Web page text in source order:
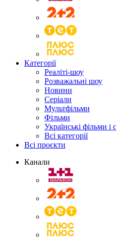
Категорії
Реаліті-шоу
Розважальні шоу
Новини
Серіали
Мультфільми
Фільми
Українські фільми і
Всі категорії
Всі проєкти
Канали